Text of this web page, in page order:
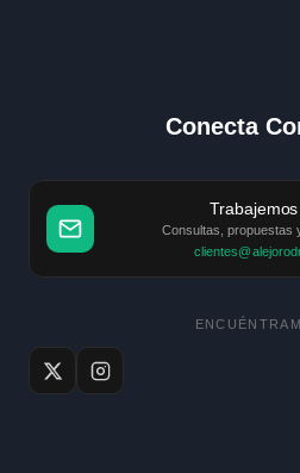
Conecta
Consultas, propuestas